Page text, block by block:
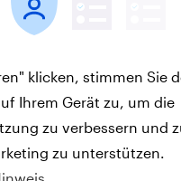
Handel darf
klicken, stimmen Sie
Ihrem Gerät zu, um die
zu verbessern und
zu unterstützen.